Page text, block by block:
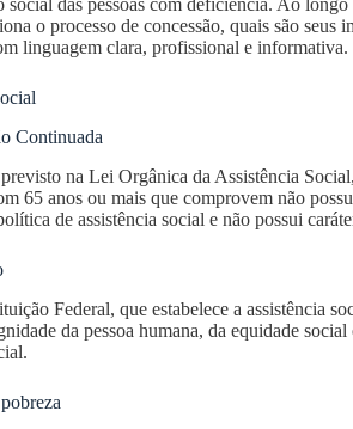
social das pessoas com deficiência. Ao
o processo de concessão, quais são seus
linguagem clara, profissional e informativa.
Continuada
na Lei Orgânica da Assistência
65 anos ou mais que comprovem não
de assistência social e não possui
Federal, que estabelece a assistência
da pessoa humana, da equidade